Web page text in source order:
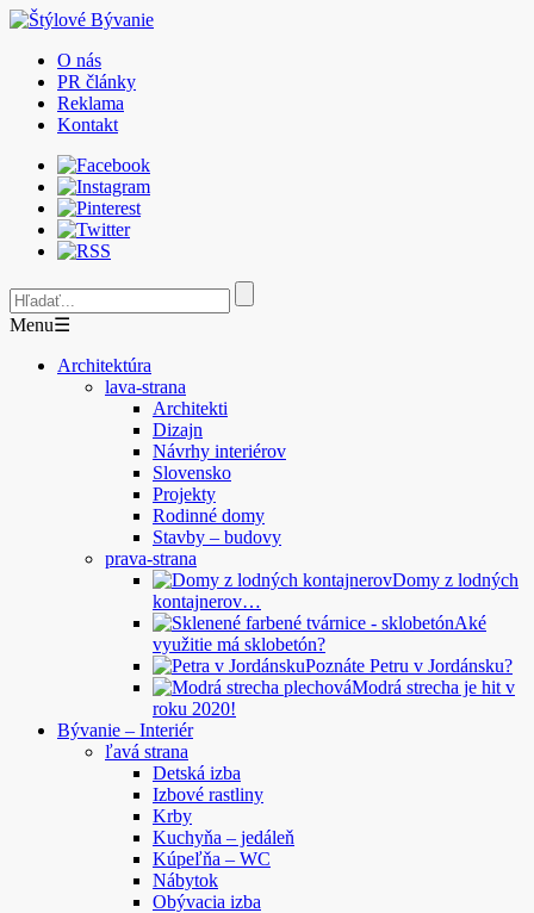
O nás
PR články
Reklama
Kontakt
Menu☰
Architektúra
lava-strana
Architekti
Dizajn
Návrhy interiérov
Slovensko
Projekty
Rodinné domy
Stavby – budovy
prava-strana
Domy z lodných
kontajnerov…
Aké
využitie má sklobetón?
Poznáte Petru v Jordánsku?
Modrá strecha je hit v
roku 2020!
Bývanie – Interiér
ľavá strana
Detská izba
Izbové rastliny
Krby
Kuchyňa – jedáleň
Kúpeľňa – WC
Nábytok
Obývacia izba